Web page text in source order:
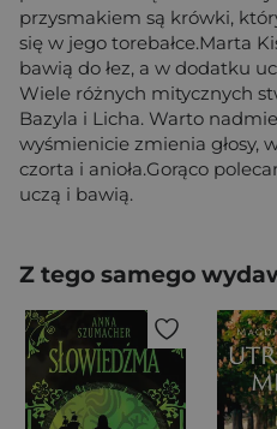
przysmakiem są krówki,
się w jego torebałce.Marta
bawią do łez, a w dodatku
Wiele różnych mitycznych
Bazyla i Licha. Warto
wyśmienicie zmienia głosy,
czorta i anioła.Gorąco
uczą i bawią.
Z tego samego